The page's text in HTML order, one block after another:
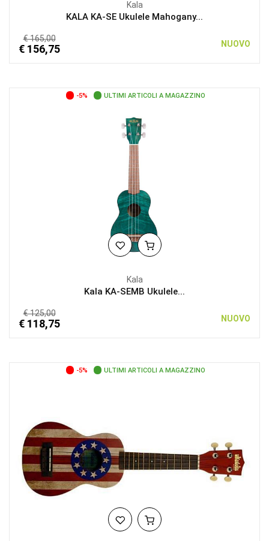
Kala
KALA KA-SE Ukulele Mahogany...
€ 165,00
€ 156,75 NUOVO
-5% ULTIMI ARTICOLI A MAGAZZINO
Kala
Kala KA-SEMB Ukulele...
€ 125,00
€ 118,75 NUOVO
-5% ULTIMI ARTICOLI A MAGAZZINO